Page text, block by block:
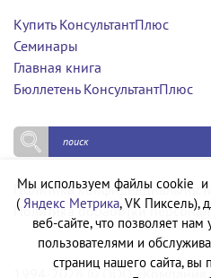
Купить КонсультантПлюс
Семинары
Главная книга
Бюллетень КонсультантПлюс
Политика
Политика обработки
1994-2026 © ООО «Компания
Мы используем файлы cookie и
( Яндекс Метрика, VK Пиксель),
веб-сайте, что позволяет
пользователями и
страниц нашего сайта, вы